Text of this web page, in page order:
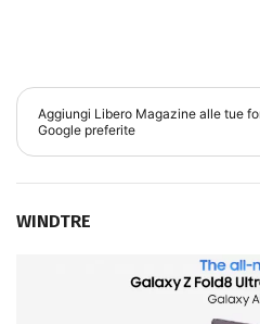
Aggiungi Libero Magazine alle tue
Google preferite
WINDTRE